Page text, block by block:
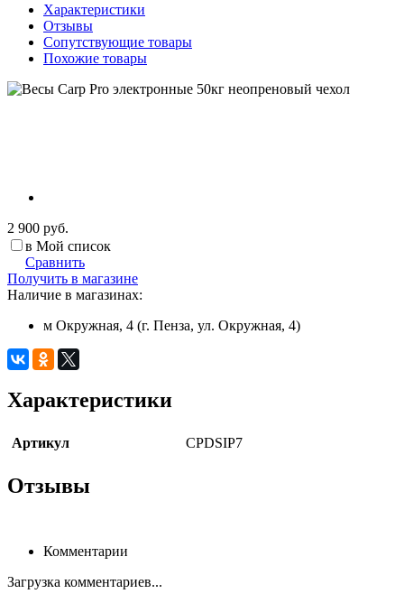
Характеристики
Отзывы
Сопутствующие товары
Похожие товары
2 900 руб.
в Мой список
Сравнить
Получить в магазине
Наличие в магазинах:
м Окружная, 4 (г. Пенза, ул. Окружная, 4)
Характеристики
Артикул CPDSIP7
Отзывы
Комментарии
Загрузка комментариев...